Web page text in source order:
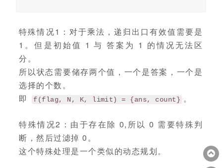
特殊情况1：对于乘法，递归出口有效值需要是
1。但是初始值 1 与 答案为 1 的情况无法区
分。
所以状态需要储存两个值，一个是答案，一个是
选择的个数。
即
f(flag, N, K, limit) = {ans, count} 。
特殊情况2：由于存在除 0,所以 0 需要特殊判
断，然后过滤掉 0。
这个特殊处理是一个类似的动态规划。